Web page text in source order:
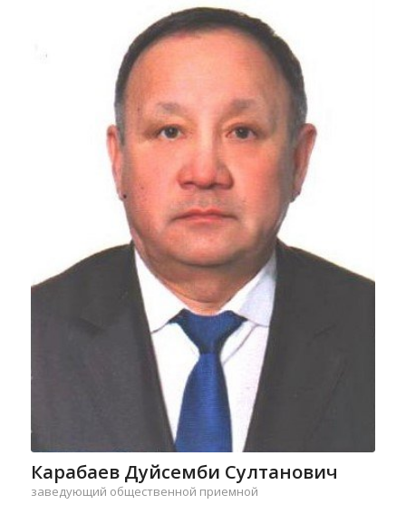
Карабаев Дуйсемби Султанович
заведующий общественной приемной